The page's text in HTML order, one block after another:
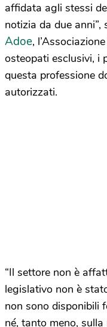
affidata agli stessi
notizia da due
Adoe,
osteopati esclusivi, i
questa professione
autorizzati.
“Il settore non è
legislativo non è
non sono disponibili
né, tanto meno,